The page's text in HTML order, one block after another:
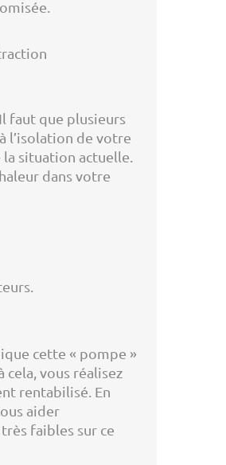
faut que plusieurs
l’isolation de votre
situation actuelle.
dans votre
cette « pompe »
cela, vous réalisez
rentabilisé. En
aider
très faibles sur ce